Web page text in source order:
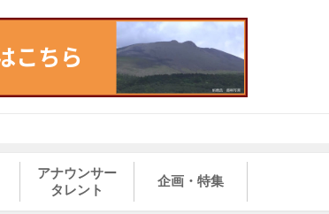
アナウンサー
タレント
企画・特集